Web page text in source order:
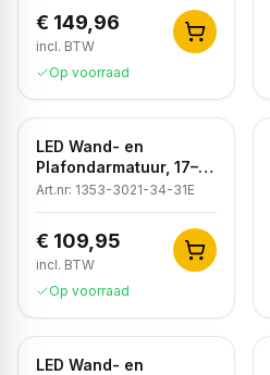
€ 149,96
incl. BTW
Op voorraad
LED Wand- en
Plafondarmatuur, 17–
21W, 3000K/4000K,
Dimbaar, Noodunit,
Art.nr: 1353-3021-34-31E
€ 109,95
incl. BTW
Op voorraad
LED Wand- en